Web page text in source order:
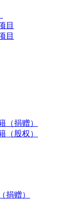
目
目
（捐赠）
（股权）
捐赠）